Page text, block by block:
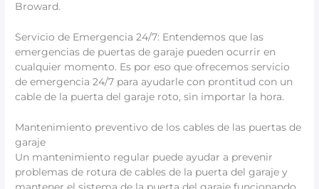
Broward.
Servicio de Emergencia 24/7: Entendemos que las
emergencias de puertas de garaje pueden ocurrir en
cualquier momento. Es por eso que ofrecemos servicio
de emergencia 24/7 para ayudarle con prontitud con un
cable de la puerta del garaje roto, sin importar la hora.
Mantenimiento preventivo de los cables de las puertas de
garaje
Un mantenimiento regular puede ayudar a prevenir
problemas de rotura de cables de la puerta del garaje y